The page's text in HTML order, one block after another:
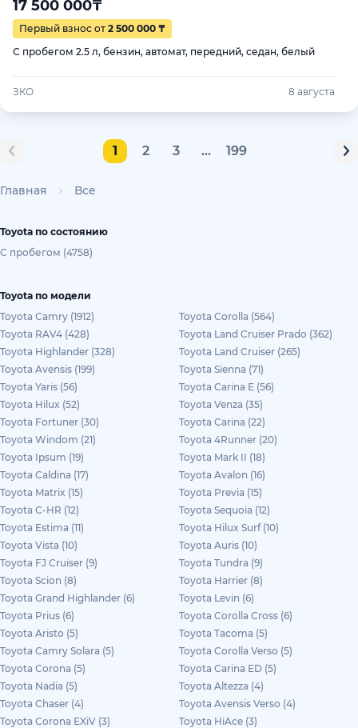
17 500 000₸
Первый взнос от 2 500 000 ₸
С пробегом 2.5 л, бензин, автомат, передний, седан, белый
ЗКО 8 августа
1 2 3 ... 199
Главная Все
Toyota по состоянию
С пробегом (4758)
Toyota по модели
Toyota Camry (1912)
Toyota Corolla (564)
Toyota RAV4 (428)
Toyota Land Cruiser Prado (362)
Toyota Highlander (328)
Toyota Land Cruiser (265)
Toyota Avensis (199)
Toyota Sienna (71)
Toyota Yaris (56)
Toyota Carina E (56)
Toyota Hilux (52)
Toyota Venza (35)
Toyota Fortuner (30)
Toyota Carina (22)
Toyota Windom (21)
Toyota 4Runner (20)
Toyota Ipsum (19)
Toyota Mark II (18)
Toyota Caldina (17)
Toyota Avalon (16)
Toyota Matrix (15)
Toyota Previa (15)
Toyota C-HR (12)
Toyota Sequoia (12)
Toyota Estima (11)
Toyota Hilux Surf (10)
Toyota Vista (10)
Toyota Auris (10)
Toyota FJ Cruiser (9)
Toyota Tundra (9)
Toyota Scion (8)
Toyota Harrier (8)
Toyota Grand Highlander (6)
Toyota Levin (6)
Toyota Prius (6)
Toyota Corolla Cross (6)
Toyota Aristo (5)
Toyota Tacoma (5)
Toyota Camry Solara (5)
Toyota Corolla Verso (5)
Toyota Corona (5)
Toyota Carina ED (5)
Toyota Nadia (5)
Toyota Altezza (4)
Toyota Chaser (4)
Toyota Avensis Verso (4)
Toyota Corona EXiV (3)
Toyota HiAce (3)